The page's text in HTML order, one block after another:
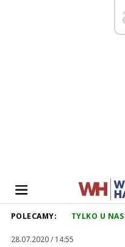
POLECAMY: TYLKO U NAS
28.07.2020 / 14:55